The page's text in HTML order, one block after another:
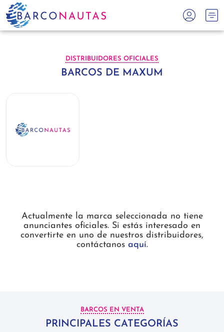
DISTRIBUIDORES OFICIALES
BARCOS DE MAXUM
Actualmente la marca seleccionada no tiene
anunciantes oficiales. Si estás interesado en
convertirte en uno de nuestros distribuidores,
contáctanos aquí.
BARCOS EN VENTA
PRINCIPALES CATEGORÍAS